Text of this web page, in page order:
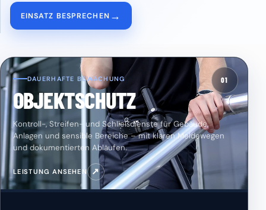
EINSATZ BESPRECHEN →
01
DAUERHAFTE BEWACHUNG
OBJEKTSCHUTZ
Kontroll-, Streifen- und Schließdienste für Gebäude,
Anlagen und sensible Bereiche – mit klaren Meldewegen
und dokumentierten Abläufen.
LEISTUNG ANSEHEN ↗